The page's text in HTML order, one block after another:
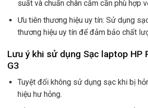
suất và chuẩn chân cắm cần phù hợp
Ưu tiên thương hiệu uy tín: Sử dụng
thương hiệu uy tín để đảm bảo chất
Lưu ý khi sử dụng Sạc laptop HP
G3
Tuyệt đối không sử dụng sạc khi bị
hiệu hư hỏng.